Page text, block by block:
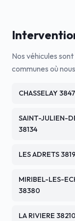
Nos véhicules
communes où
CHASSELAY
SAINT-JULIEN-
38134
LES ADRETS
MIRIBEL-LES-
38380
LA RIVIERE 38210